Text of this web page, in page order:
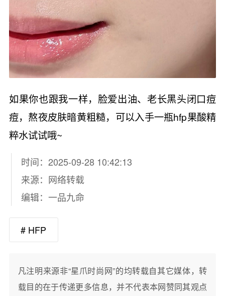
如果你也跟我一样，脸爱出油、老长黑头闭口痘
痘，熬夜皮肤暗黄粗糙，可以入手一瓶hfp果酸精
粹水试试哦~
时间：2025-09-28 10:42:13
来源：网络转载
编辑：一品九命
# HFP
凡注明来源非“星爪时尚网”的均转载自其它媒体，转
载目的在于传递更多信息，并不代表本网赞同其观点